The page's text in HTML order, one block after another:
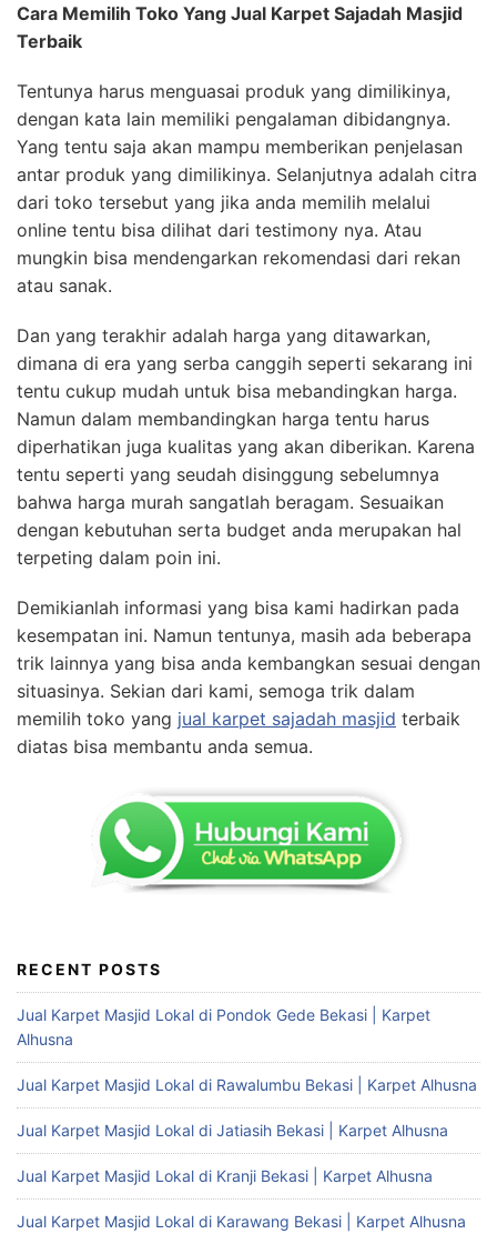
Cara Memilih Toko Yang Jual Karpet Sajadah Masjid
Terbaik
Tentunya harus menguasai produk yang dimilikinya,
dengan kata lain memiliki pengalaman dibidangnya.
Yang tentu saja akan mampu memberikan penjelasan
antar produk yang dimilikinya. Selanjutnya adalah citra
dari toko tersebut yang jika anda memilih melalui
online tentu bisa dilihat dari testimony nya. Atau
mungkin bisa mendengarkan rekomendasi dari rekan
atau sanak.
Dan yang terakhir adalah harga yang ditawarkan,
dimana di era yang serba canggih seperti sekarang ini
tentu cukup mudah untuk bisa mebandingkan harga.
Namun dalam membandingkan harga tentu harus
diperhatikan juga kualitas yang akan diberikan. Karena
tentu seperti yang seudah disinggung sebelumnya
bahwa harga murah sangatlah beragam. Sesuaikan
dengan kebutuhan serta budget anda merupakan hal
terpeting dalam poin ini.
Demikianlah informasi yang bisa kami hadirkan pada
kesempatan ini. Namun tentunya, masih ada beberapa
trik lainnya yang bisa anda kembangkan sesuai dengan
situasinya. Sekian dari kami, semoga trik dalam
memilih toko yang jual karpet sajadah masjid terbaik
diatas bisa membantu anda semua.
RECENT POSTS
Jual Karpet Masjid Lokal di Pondok Gede Bekasi | Karpet
Alhusna
Jual Karpet Masjid Lokal di Rawalumbu Bekasi | Karpet Alhusna
Jual Karpet Masjid Lokal di Jatiasih Bekasi | Karpet Alhusna
Jual Karpet Masjid Lokal di Kranji Bekasi | Karpet Alhusna
Jual Karpet Masjid Lokal di Karawang Bekasi | Karpet Alhusna